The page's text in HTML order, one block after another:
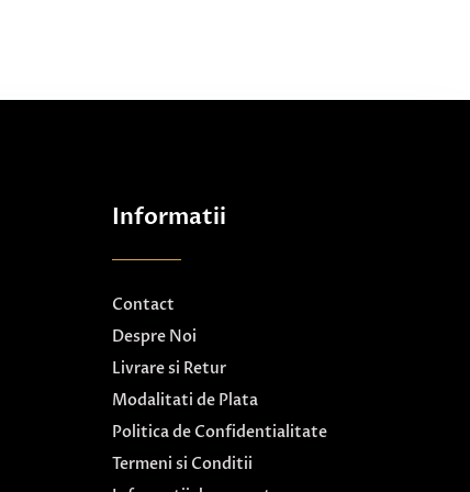
Informatii
Contact
Despre Noi
Livrare si Retur
Modalitati de Plata
Politica de Confidentialitate
Termeni si Conditii